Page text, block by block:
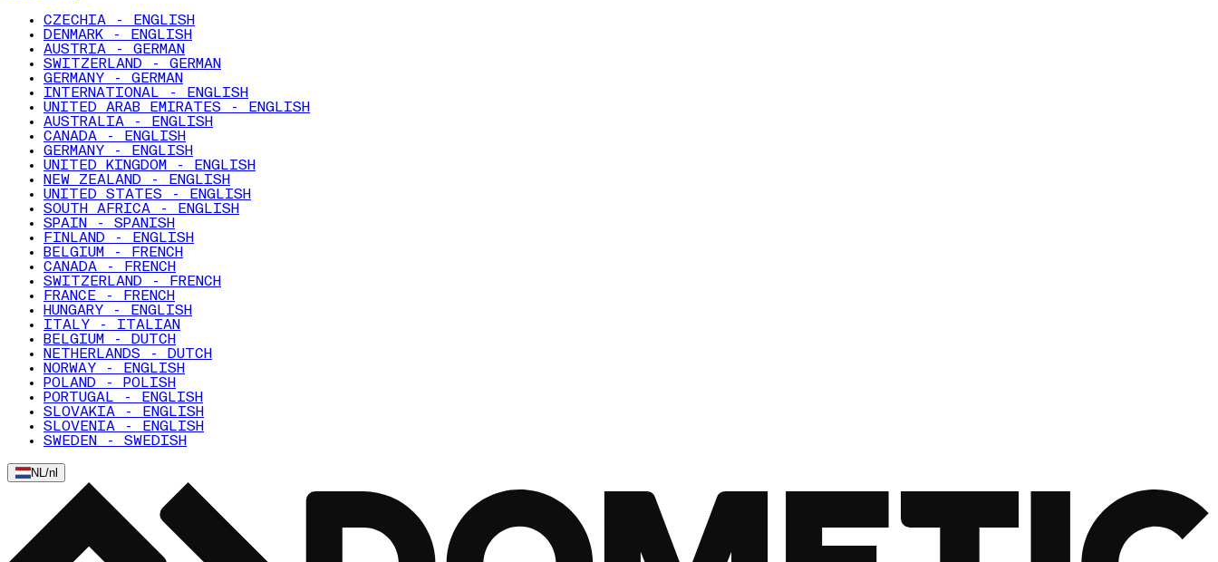
CZECHIA - ENGLISH
DENMARK - ENGLISH
AUSTRIA - GERMAN
SWITZERLAND - GERMAN
GERMANY - GERMAN
INTERNATIONAL - ENGLISH
UNITED ARAB EMIRATES - ENGLISH
AUSTRALIA - ENGLISH
CANADA - ENGLISH
GERMANY - ENGLISH
UNITED KINGDOM - ENGLISH
NEW ZEALAND - ENGLISH
UNITED STATES - ENGLISH
SOUTH AFRICA - ENGLISH
SPAIN - SPANISH
FINLAND - ENGLISH
BELGIUM - FRENCH
CANADA - FRENCH
SWITZERLAND - FRENCH
FRANCE - FRENCH
HUNGARY - ENGLISH
ITALY - ITALIAN
BELGIUM - DUTCH
NETHERLANDS - DUTCH
NORWAY - ENGLISH
POLAND - POLISH
PORTUGAL - ENGLISH
SLOVAKIA - ENGLISH
SLOVENIA - ENGLISH
SWEDEN - SWEDISH
NL/nl